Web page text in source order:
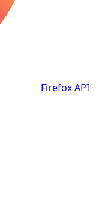
FirefoxAPI